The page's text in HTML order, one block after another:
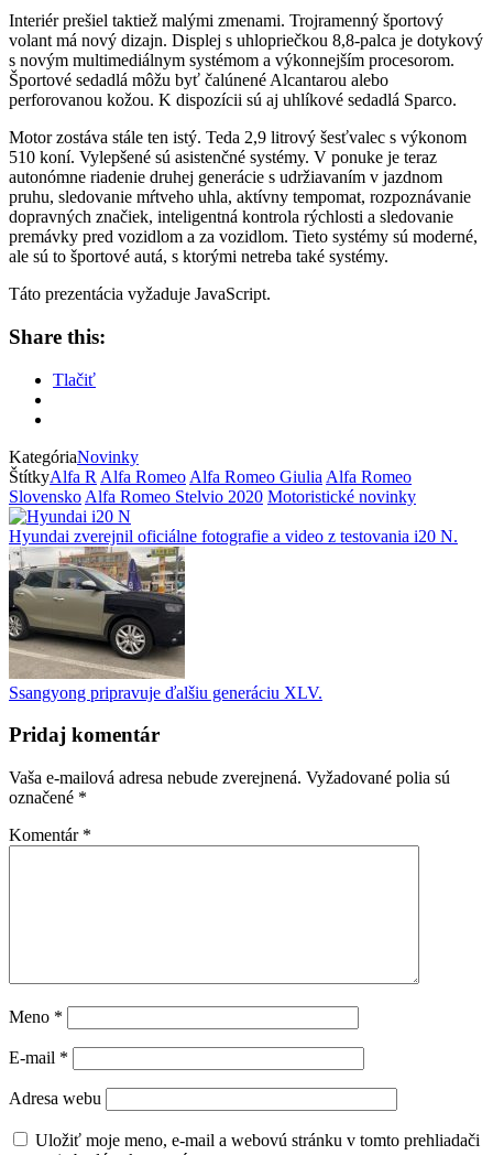
Interiér prešiel taktiež malými zmenami. Trojramenný športový
volant má nový dizajn. Displej s uhlopriečkou 8,8-palca je dotykový
s novým multimediálnym systémom a výkonnejším procesorom.
Športové sedadlá môžu byť čalúnené Alcantarou alebo
perforovanou kožou. K dispozícii sú aj uhlíkové sedadlá Sparco.
Motor zostáva stále ten istý. Teda 2,9 litrový šesťvalec s výkonom
510 koní. Vylepšené sú asistenčné systémy. V ponuke je teraz
autonómne riadenie druhej generácie s udržiavaním v jazdnom
pruhu, sledovanie mŕtveho uhla, aktívny tempomat, rozpoznávanie
dopravných značiek, inteligentná kontrola rýchlosti a sledovanie
premávky pred vozidlom a za vozidlom. Tieto systémy sú moderné,
ale sú to športové autá, s ktorými netreba také systémy.
Táto prezentácia vyžaduje JavaScript.
Share this:
Tlačiť
KategóriaNovinky
ŠtítkyAlfa R Alfa Romeo Alfa Romeo Giulia Alfa Romeo
Slovensko Alfa Romeo Stelvio 2020 Motoristické novinky
Hyundai zverejnil oficiálne fotografie a video z testovania i20 N.
Ssangyong pripravuje ďalšiu generáciu XLV.
Pridaj komentár
Vaša e-mailová adresa nebude zverejnená. Vyžadované polia sú
označené *
Komentár *
Meno *
E-mail *
Adresa webu
Uložiť moje meno, e-mail a webovú stránku v tomto prehliadači